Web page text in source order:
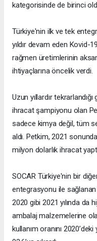
kategorisinde de birinci
Türkiye'nin ilk ve tek
yıldır devam eden Kovid-
rağmen üretimlerinin
ihtiyaçlarına öncelik verdi.
Uzun yıllardır
ihracat şampiyonu olan
sadece kimya değil, tüm
aldı. Petkim, 2021
milyon dolarlık ihracat
SOCAR Türkiye'nin bir
entegrasyonu ile
2020 gibi 2021 yılında da
ambalaj malzemelerine
kullanım oranını